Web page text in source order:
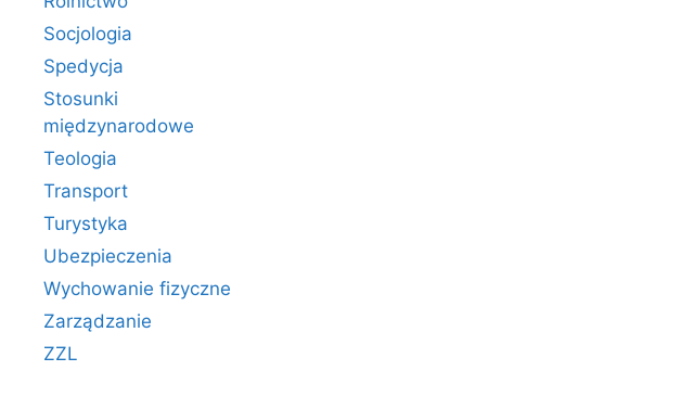
Socjologia
Spedycja
Stosunki
międzynarodowe
Teologia
Transport
Turystyka
Ubezpieczenia
Wychowanie fizyczne
Zarządzanie
ZZL